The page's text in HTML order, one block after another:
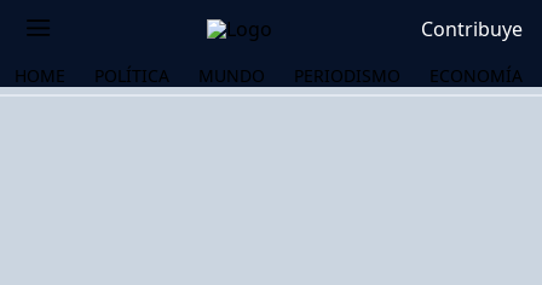
Contribuye
HOME POLÍTICA MUNDO PERIODISMO ECONOMÍA